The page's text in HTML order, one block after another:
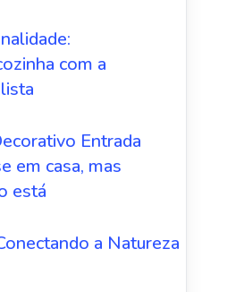
com a
Entrada
em casa, mas
está
a Natureza